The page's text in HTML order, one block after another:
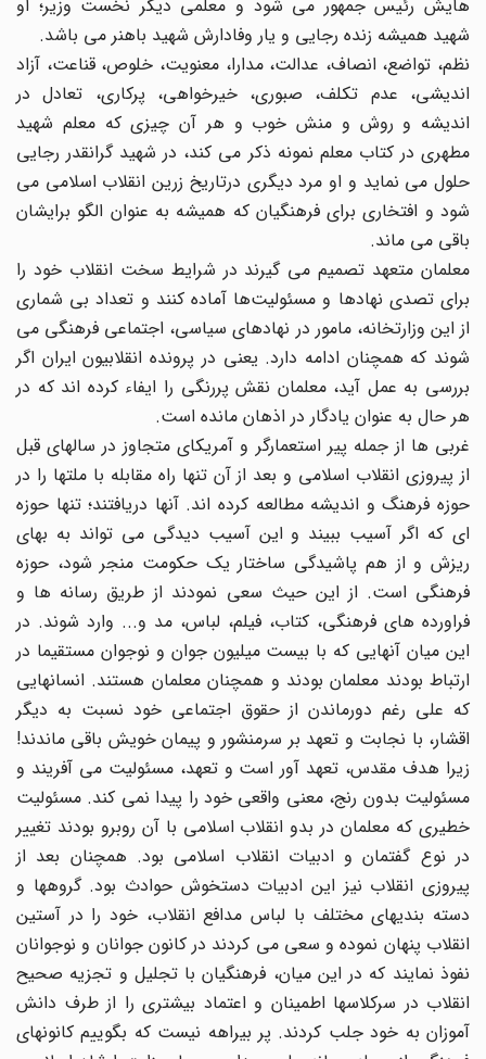
هایش رئیس جمهور مى شود و معلمى دیگر نخست وزیر؛ او
شهید همیشه زنده رجایى و یار وفادارش شهید باهنر مى باشد.
نظم، تواضع، انصاف، عدالت، مدارا، معنویت، خلوص، قناعت، آزاد
اندیشی، عدم تکلف، صبوری، خیرخواهی، پرکاری، تعادل در
اندیشه و روش و منش خوب و هر آن چیزى که معلم شهید
مطهرى در کتاب معلم نمونه ذکر مى کند، در شهید گرانقدر رجایى
حلول مى نماید و او مرد دیگرى درتاریخ زرین انقلاب اسلامى مى
شود و افتخارى براى فرهنگیان که همیشه به عنوان الگو برایشان
باقى مى ماند.
معلمان متعهد تصمیم مى گیرند در شرایط سخت انقلاب خود را
براى تصدى نهادها و مسئولیت‌ها آماده کنند و تعداد بى شمارى
از این وزارتخانه، مامور در نهادهاى سیاسی، اجتماعى فرهنگى مى
شوند که همچنان ادامه دارد. یعنى در پرونده انقلابیون ایران اگر
بررسى به عمل آید، معلمان نقش پررنگى را ایفاء کرده اند که در
هر حال به عنوان یادگار در اذهان مانده است.
غربى ها از جمله پیر استعمارگر و آمریکاى متجاوز در سالهاى قبل
از پیروزى انقلاب اسلامى و بعد از آن تنها راه مقابله با ملتها را در
حوزه فرهنگ و اندیشه مطالعه کرده اند. آنها دریافتند؛ تنها حوزه
اى که اگر آسیب ببیند و این آسیب دیدگى مى تواند به بهاى
ریزش و از هم پاشیدگى ساختار یک حکومت منجر شود، حوزه
فرهنگى است. از این حیث سعى نمودند از طریق رسانه ها و
فراورده هاى فرهنگی، کتاب، فیلم، لباس، مد و... وارد شوند. در
این میان آنهایى که با بیست میلیون جوان و نوجوان مستقیما در
ارتباط بودند معلمان بودند و همچنان معلمان هستند. انسانهایى
که على رغم دورماندن از حقوق اجتماعى خود نسبت به دیگر
اقشار، با نجابت و تعهد بر سرمنشور و پیمان خویش باقى ماندند!
زیرا هدف مقدس، تعهد آور است و تعهد، مسئولیت مى آفریند و
مسئولیت بدون رنج، معنى واقعى خود را پیدا نمى کند. مسئولیت
خطیرى که معلمان در بدو انقلاب اسلامى با آن روبرو بودند تغییر
در نوع گفتمان و ادبیات انقلاب اسلامى بود. همچنان بعد از
پیروزى انقلاب نیز این ادبیات دستخوش حوادث بود. گروهها و
دسته بندیهاى مختلف با لباس مدافع انقلاب، خود را در آستین
انقلاب پنهان نموده و سعى مى کردند در کانون جوانان و نوجوانان
نفوذ نمایند که در این میان، فرهنگیان با تجلیل و تجزیه صحیح
انقلاب در سرکلاسها اطمینان و اعتماد بیشترى را از طرف دانش
آموزان به خود جلب کردند. پر بیراهه نیست که بگوییم کانونهاى